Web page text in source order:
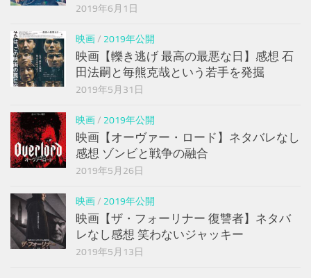
2019年6月1日
映画/ 2019年公開
映画【轢き逃げ 最高の最悪な日】感想 石
田法嗣と毎熊克哉という若手を発掘
2019年5月31日
映画/ 2019年公開
映画【オーヴァー・ロード】ネタバレなし
感想 ゾンビと戦争の融合
2019年5月26日
映画/ 2019年公開
映画【ザ・フォーリナー 復讐者】ネタバ
レなし感想 笑わないジャッキー
2019年5月13日